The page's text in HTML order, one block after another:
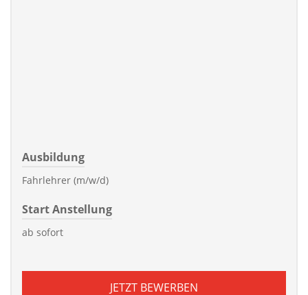
Ausbildung
Fahrlehrer (m/w/d)
Start Anstellung
ab sofort
JETZT BEWERBEN